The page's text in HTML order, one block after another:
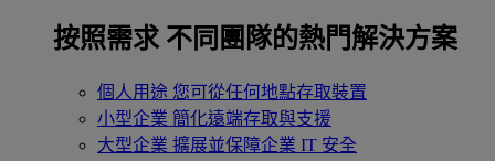
按照需求 不同團隊的熱門解決方案
個人用途 您可從任何地點存取裝置
小型企業 簡化遠端存取與支援
大型企業 擴展並保障企業 IT 安全